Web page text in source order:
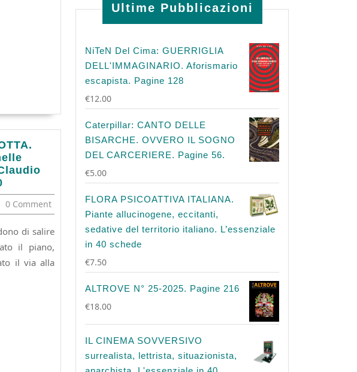
0 Comment
di salire
il piano,
il via alla
Ultime Pubblicazioni
NiTeN Del Cima: GUERRIGLIA
DELL'IMMAGINARIO. Aforismario
escapista. Pagine 128
€12.00
Caterpillar: CANTO DELLE
BISARCHE. OVVERO IL SOGNO
DEL CARCERIERE. Pagine 56.
€5.00
FLORA PSICOATTIVA ITALIANA.
Piante allucinogene, eccitanti,
sedative del territorio italiano. L’essenziale
in 40 schede
€7.50
ALTROVE N° 25-2025. Pagine 216
€18.00
IL CINEMA SOVVERSIVO
surrealista, lettrista, situazionista,